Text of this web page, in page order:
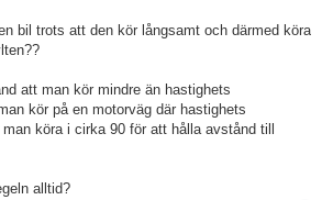
bil trots att den kör långsamt och därmed köra
att man kör mindre än hastighets
kör på en motorväg där hastighets
köra i cirka 90 för att hålla avstånd till
alltid?